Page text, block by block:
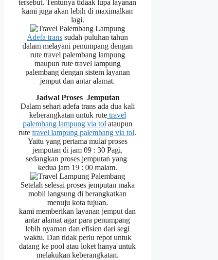
tersebut. Tentunya tidaak lupa layanan
kami juga akan lebih di maximalkan
lagi.
Adefa trans sudah puluhan tahun
dalam melayani penumpang dengan
rute travel palembang lampung
maupun rute travel lampung
palembang dengan sistem layanan
jemput dan antar alamat.
Jadwal Proses Jemputan
Dalam sehari adefa trans ada dua kali
keberangkatan untuk rutetravel
palembang lampung via tol ataupun
rutetravel lampung palembang via tol.
Yaitu yang pertama mulai proses
jemputan di jam 09 : 30 Pagi,
sedangkan proses jemputan yang
kedua jam 19 : 00 malam.
Setelah selesai proses jemputan maka
mobil langsung di berangkatkan
menuju kota tujuan.
kami memberikan layanan jemput dan
antar alamat agar para penumpang
lebih nyaman dan efisien dari segi
waktu. Dan tidak perlu repot untuk
datang ke pool atau loket hanya untuk
melakukan keberangkatan.